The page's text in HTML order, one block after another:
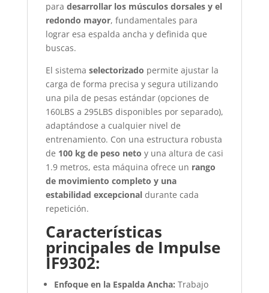
para desarrollar los músculos dorsales y el
redondo mayor, fundamentales para
lograr esa espalda ancha y definida que
buscas.
El sistema selectorizado permite ajustar la
carga de forma precisa y segura utilizando
una pila de pesas estándar (opciones de
160LBS a 295LBS disponibles por separado),
adaptándose a cualquier nivel de
entrenamiento. Con una estructura robusta
de 100 kg de peso neto y una altura de casi
1.9 metros, esta máquina ofrece un rango
de movimiento completo y una
estabilidad excepcionaldurante cada
repetición.
Características
principales de Impulse
IF9302:
Enfoque en la Espalda Ancha: Trabajo